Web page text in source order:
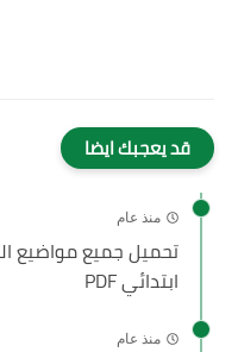
قد يعجبك ايضا
منذ عام
تحميل جميع مواضيع
ابتدائي PDF
منذ عام